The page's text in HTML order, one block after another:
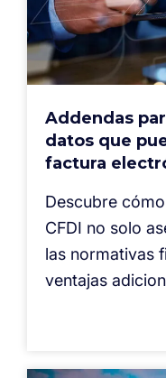
Addendas
datos que
factura
Descubre
CFDI no solo
las normativas
ventajas